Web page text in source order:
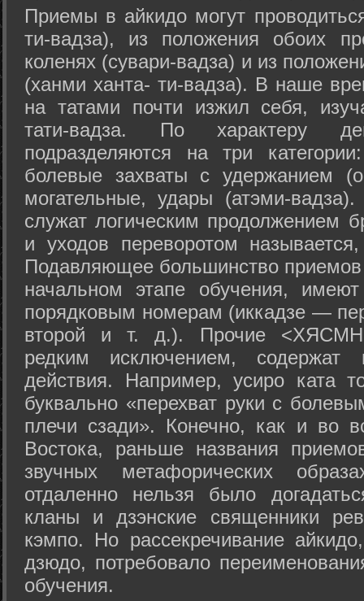
Приемы в айкидо могут
ти-вадза), из положения обоих
коленях (сувари-вадза) и из
(ханми ханта- ти-вадза). В наше
на татами почти изжил себя,
тати-вадза. По характеру
подразделяются на три
болевые захваты с удержанием
могательные, удары (атэми-
служат логическим продолжением
и уходов переворотом
Подавляющее большинство
начальном этапе обучения,
порядковым номерам (иккадзе —
второй и т. д.). Прочие
редким исключением, содержат
действия. Например, усиро ката
буквально «перехват руки с
плечи сзади». Конечно, как и во
Востока, раньше названия
звучных метафорических
отдаленно нельзя было
кланы и дзэнские священники
кэмпо. Но рассекречивание
дзюдо, потребовало
обучения.